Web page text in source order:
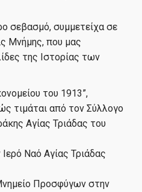
σεβασμό, συμμετείχα σε
Μνήμης, που μας
της Ιστορίας των
του 1913”,
τιμάται από τον Σύλλογο
Αγίας Τριάδας του
Ναό Αγίας Τριάδας
Προσφύγων στην